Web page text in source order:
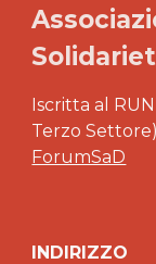
Iscritta al
Terzo
ForumSaD
INDIRIZZO